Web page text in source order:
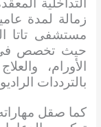
زمالة لمدة
حيث تخصص في
الأورام،
بالترددات
كما صقل